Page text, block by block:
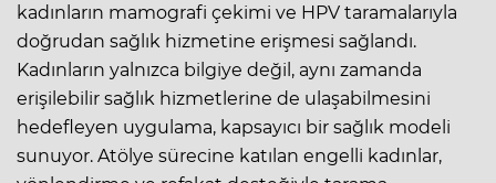
kadınların mamografi çekimi ve HPV taramalarıyla
doğrudan sağlık hizmetine erişmesi sağlandı.
Kadınların yalnızca bilgiye değil, aynı zamanda
erişilebilir sağlık hizmetlerine de ulaşabilmesini
hedefleyen uygulama, kapsayıcı bir sağlık modeli
sunuyor. Atölye sürecine katılan engelli kadınlar,